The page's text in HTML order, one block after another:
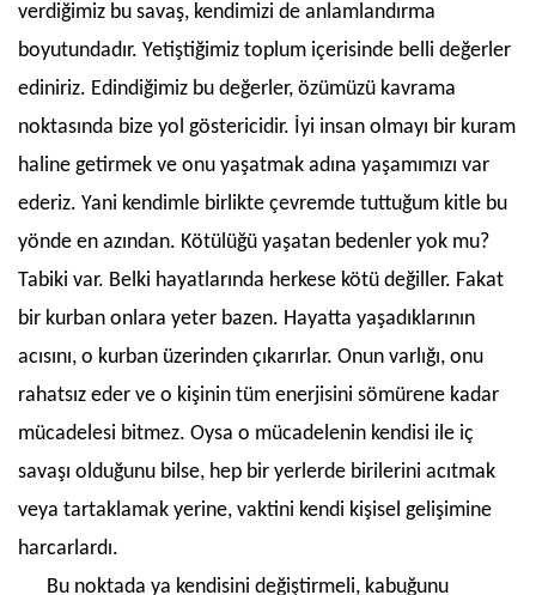
verdiğimiz bu savaş, kendimizi de anlamlandırma
boyutundadır. Yetiştiğimiz toplum içerisinde belli değerler
ediniriz. Edindiğimiz bu değerler, özümüzü kavrama
noktasında bize yol göstericidir. İyi insan olmayı bir kuram
haline getirmek ve onu yaşatmak adına yaşamımızı var
ederiz. Yani kendimle birlikte çevremde tuttuğum kitle bu
yönde en azından. Kötülüğü yaşatan bedenler yok mu?
Tabiki var. Belki hayatlarında herkese kötü değiller. Fakat
bir kurban onlara yeter bazen. Hayatta yaşadıklarının
acısını, o kurban üzerinden çıkarırlar. Onun varlığı, onu
rahatsız eder ve o kişinin tüm enerjisini sömürene kadar
mücadelesi bitmez. Oysa o mücadelenin kendisi ile iç
savaşı olduğunu bilse, hep bir yerlerde birilerini acıtmak
veya tartaklamak yerine, vaktini kendi kişisel gelişimine
harcarlardı.
Bu noktada ya kendisini değiştirmeli, kabuğunu